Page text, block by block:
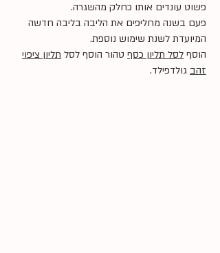
פשוט עונדים אותו כחלק מהשגרה.
פעם בשנה מחליפים את הליבה בליבה חדשה
המיועדת לשנת שימוש נוספת.
הוסף לסל תליון כסף טהור הוסף לסל תליון ציפוי
זהב גולדפילד.